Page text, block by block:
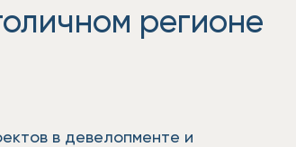
регионе
в девелопменте и